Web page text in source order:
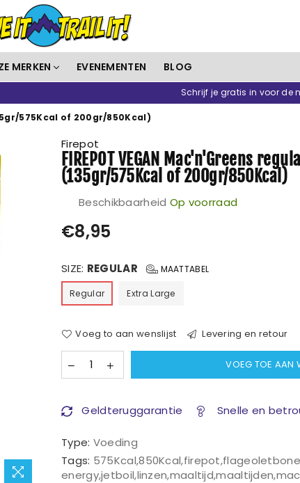
MERKEN EVENEMENTEN BLOG
Schrijf je gratis in voor de
575Kcal of 200gr/850Kcal)
Firepot
FIREPOT VEGAN Mac'n'Greens
(135gr/575Kcal of 200gr/850Kcal)
Beschikbaarheid Op voorraad
Prijs
€8,95
SIZE: REGULAR MAATTABEL
Regular Extra Large
Voeg to aan wenslijst Levering en retour
VOEG TOE AAN
Geldteruggarantie Snelle en
Type: Voeding
Tags: 575Kcal,850Kcal,firepot,
energy,jetboil,linzen,maaltijd,maaltijden,